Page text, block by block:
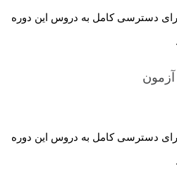
دسترسی کامل به دروس این دوره
آزمون
دسترسی کامل به دروس این دوره